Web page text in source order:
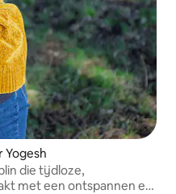
die tijdloze,
met een ontspannen en